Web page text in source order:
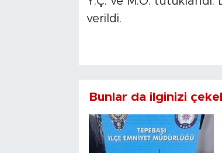
verildi.
Bunlar da ilginizi